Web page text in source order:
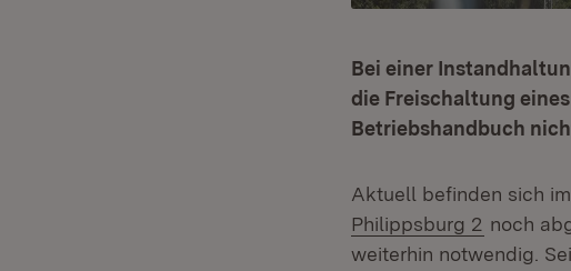
Bei einer
die Freischaltung
Betriebshandbuch
Aktuell befinden sich
Philippsburg 2 (Öffnet
noch
weiterhin notwendig.